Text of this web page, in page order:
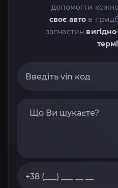
допомогти
своє авто в
запчастин